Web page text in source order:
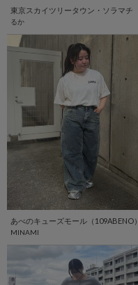
東京スカイツリータウン・ソラマチ
るか
あべのキューズモール（109ABENO）
MINAMI